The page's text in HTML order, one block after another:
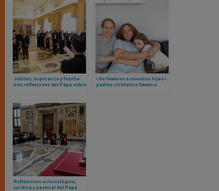
Jubileo, esperanza y familia:
tres reflexiones del Papa sobre
«Se llevaron a nuestras hijas»:
padres cristianos llevan a
Reflexiones eclesiológica,
jurídica y pastoral del Papa